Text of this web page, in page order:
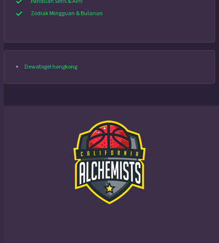
Zodiak Mingguan & Bulanan
Dewatogel hongkong